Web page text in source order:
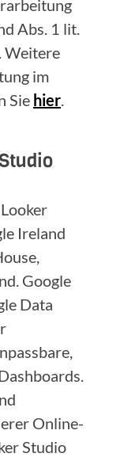
Abs. 1 lit.
Weitere
im
Sie hier.
Ireland
Google
Data
Online-
Studio